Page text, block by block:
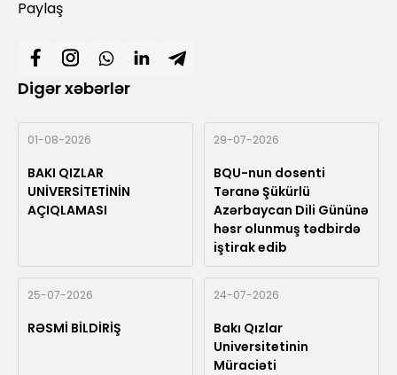
Paylaş
Digər xəbərlər
01-08-2026
BAKI QIZLAR
UNİVERSİTETİNİN
AÇIQLAMASI
29-07-2026
BQU-nun dosenti
Təranə Şükürlü
Azərbaycan Dili Gününə
həsr olunmuş tədbirdə
iştirak edib
25-07-2026
RƏSMİ BİLDİRİŞ
24-07-2026
Bakı Qızlar
Universitetinin
Müraciəti